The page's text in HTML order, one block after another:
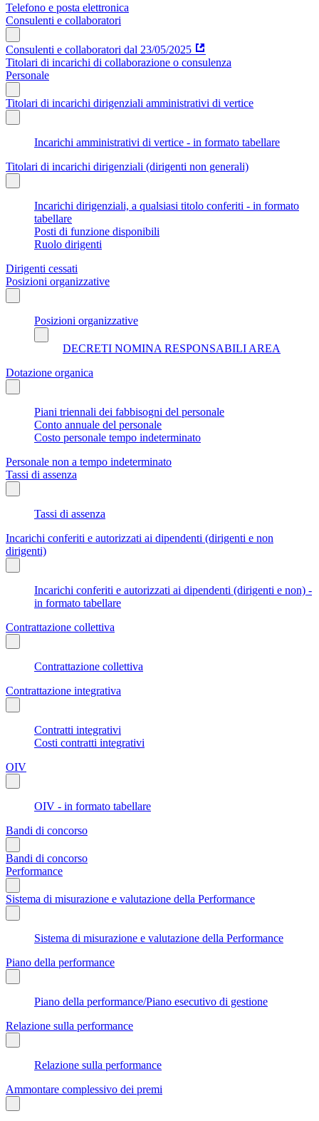
Telefono e posta elettronica
Consulenti e collaboratori
Consulenti e collaboratori dal 23/05/2025
Titolari di incarichi di collaborazione o consulenza
Personale
Titolari di incarichi dirigenziali amministrativi di vertice
Incarichi amministrativi di vertice - in formato tabellare
Titolari di incarichi dirigenziali (dirigenti non generali)
Incarichi dirigenziali, a qualsiasi titolo conferiti - in formato
tabellare
Posti di funzione disponibili
Ruolo dirigenti
Dirigenti cessati
Posizioni organizzative
Posizioni organizzative
DECRETI NOMINA RESPONSABILI AREA
Dotazione organica
Piani triennali dei fabbisogni del personale
Conto annuale del personale
Costo personale tempo indeterminato
Personale non a tempo indeterminato
Tassi di assenza
Tassi di assenza
Incarichi conferiti e autorizzati ai dipendenti (dirigenti e non
dirigenti)
Incarichi conferiti e autorizzati ai dipendenti (dirigenti e non) -
in formato tabellare
Contrattazione collettiva
Contrattazione collettiva
Contrattazione integrativa
Contratti integrativi
Costi contratti integrativi
OIV
OIV - in formato tabellare
Bandi di concorso
Bandi di concorso
Performance
Sistema di misurazione e valutazione della Performance
Sistema di misurazione e valutazione della Performance
Piano della performance
Piano della performance/Piano esecutivo di gestione
Relazione sulla performance
Relazione sulla performance
Ammontare complessivo dei premi